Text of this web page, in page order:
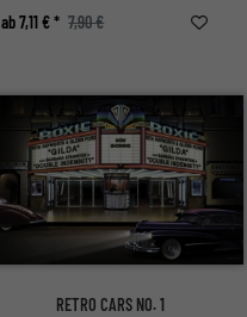
ab 7,11 € * 7,90 €
RETRO CARS NO. 1